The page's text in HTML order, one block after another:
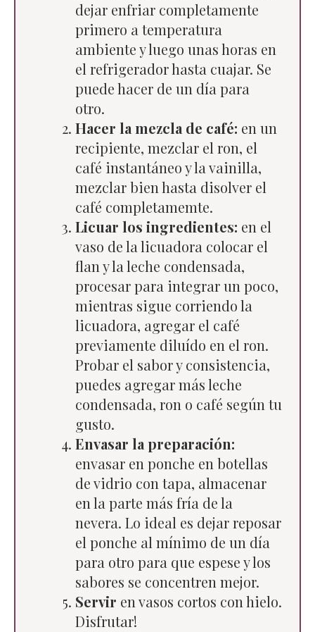
dejar enfriar completamente
primero a temperatura
ambiente y luego unas horas en
el refrigerador hasta cuajar. Se
puede hacer de un día para
otro.
Hacer la mezcla de café: en un
recipiente, mezclar el ron, el
café instantáneo y la vainilla,
mezclar bien hasta disolver el
café completamemte.
Licuar los ingredientes: en el
vaso de la licuadora colocar el
flan y la leche condensada,
procesar para integrar un poco,
mientras sigue corriendo la
licuadora, agregar el café
previamente diluído en el ron.
Probar el sabor y consistencia,
puedes agregar más leche
condensada, ron o café según tu
gusto.
Envasar la preparación:
envasar en ponche en botellas
de vidrio con tapa, almacenar
en la parte más fría de la
nevera. Lo ideal es dejar reposar
el ponche al mínimo de un día
para otro para que espese y los
sabores se concentren mejor.
Servir en vasos cortos con hielo.
Disfrutar!